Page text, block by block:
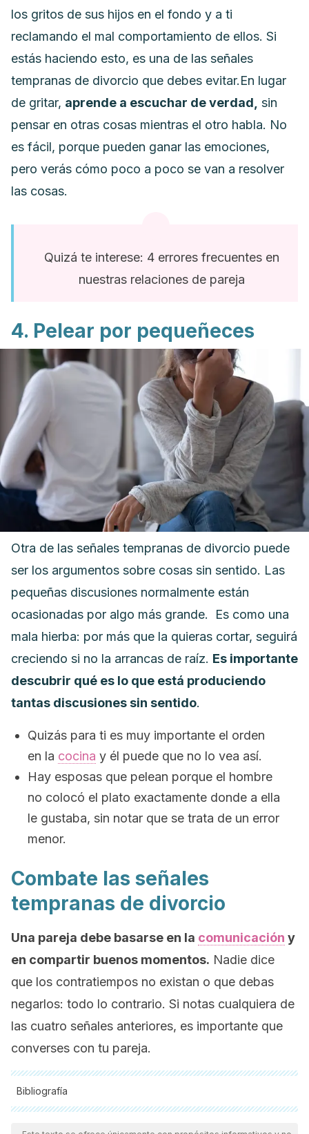
los gritos de sus hijos en el fondo y a ti
reclamando el mal comportamiento de ellos. Si
estás haciendo esto, es una de las señales
tempranas de divorcio que debes evitar.En lugar
de gritar, aprende a escuchar de verdad, sin
pensar en otras cosas mientras el otro habla. No
es fácil, porque pueden ganar las emociones,
pero verás cómo poco a poco se van a resolver
las cosas.
Quizá te interese: 4 errores frecuentes en
nuestras relaciones de pareja
4. Pelear por pequeñeces
Otra de las señales tempranas de divorcio puede
ser los argumentos sobre cosas sin sentido. Las
pequeñas discusiones normalmente están
ocasionadas por algo más grande. Es como una
mala hierba: por más que la quieras cortar, seguirá
creciendo si no la arrancas de raíz. Es importante
descubrir qué es lo que está produciendo
tantas discusiones sin sentido.
Quizás para ti es muy importante el orden
en la cocina y él puede que no lo vea así.
Hay esposas que pelean porque el hombre
no colocó el plato exactamente donde a ella
le gustaba, sin notar que se trata de un error
menor.
Combate las señales
tempranas de divorcio
Una pareja debe basarse en la comunicación y
en compartir buenos momentos. Nadie dice
que los contratiempos no existan o que debas
negarlos: todo lo contrario. Si notas cualquiera de
las cuatro señales anteriores, es importante que
converses con tu pareja.
Bibliografía
Todas las fuentes citadas fueron revisadas a profundidad por
nuestro equipo, para asegurar su calidad, confiabilidad,